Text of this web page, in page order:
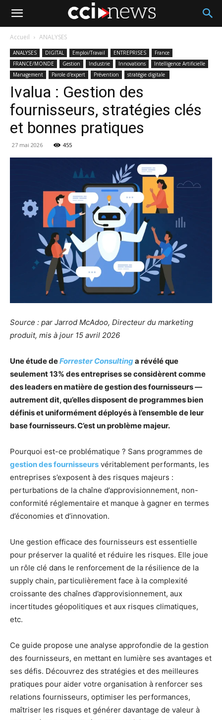
Accueil ANALYSES
ANALYSES DIGITAL Emploi/Travail ENTREPRISES
France
FRANCE/MONDE
Gestion Industrie Innovations
Intelligence Artificielle
Management
Parole d'expert Prévention stratégie digitale
Ivalua : Gestion des
fournisseurs, stratégies clés
et bonnes pratiques
27 mai 2026 455
Source : par Jarrod McAdoo, Directeur du marketing
produit, mis à jour 15 avril 2026
Une étude deForrester Consultinga révélé que
seulement 13% des entreprises se considèrent comme
des leaders en matière de gestion des fournisseurs —
autrement dit, qu’elles disposent de programmes bien
définis et uniformément déployés à l’ensemble de leur
base fournisseurs. C’est un problème majeur.
Pourquoi est-ce problématique ? Sans programmes de
gestion des fournisseurs véritablement performants, les
entreprises s’exposent à des risques majeurs :
perturbations de la chaîne d’approvisionnement, non-
conformité réglementaire et manque à gagner en termes
d’économies et d’innovation.
Une gestion efficace des fournisseurs est essentielle
pour préserver la qualité et réduire les risques. Elle joue
un rôle clé dans le renforcement de la résilience de la
supply chain, particulièrement face à la complexité
croissante des chaînes d’approvisionnement, aux
incertitudes géopolitiques et aux risques climatiques,
etc.
Ce guide propose une analyse approfondie de la gestion
des fournisseurs, en mettant en lumière ses avantages et
ses défis. Découvrez des stratégies et des meilleures
pratiques pour aider votre organisation à renforcer ses
relations fournisseurs, optimiser les performances,
maîtriser les risques et générer davantage de valeur à